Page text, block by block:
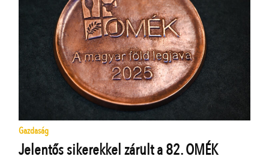
Gazdaság
Jelentős sikerekkel zárult a 82. OMÉK